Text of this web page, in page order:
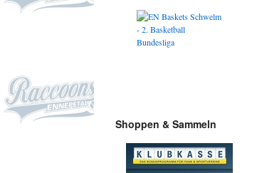
Shoppen & Sammeln